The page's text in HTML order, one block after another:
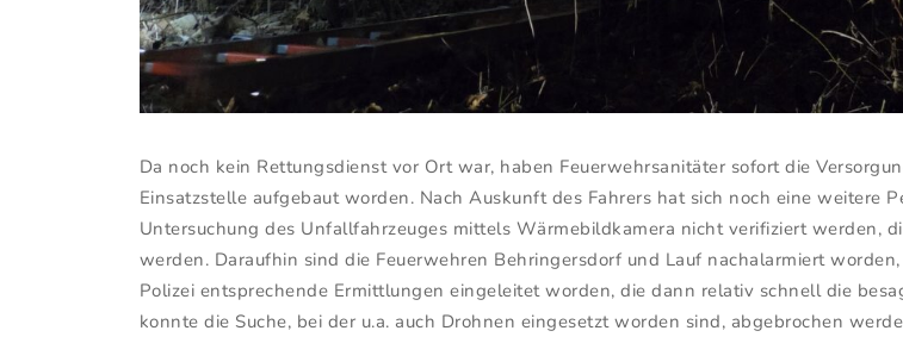
Da noch kein Rettungsdienst vor Ort war, haben Feuerwehrsanitäter sofort die
Einsatzstelle aufgebaut worden. Nach Auskunft des Fahrers hat sich noch eine weitere
Untersuchung des Unfallfahrzeuges mittels Wärmebildkamera nicht verifiziert werden,
werden. Daraufhin sind die Feuerwehren Behringersdorf und Lauf nachalarmiert
Polizei entsprechende Ermittlungen eingeleitet worden, die dann relativ schnell die
konnte die Suche, bei der u.a. auch Drohnen eingesetzt worden sind, abgebrochen